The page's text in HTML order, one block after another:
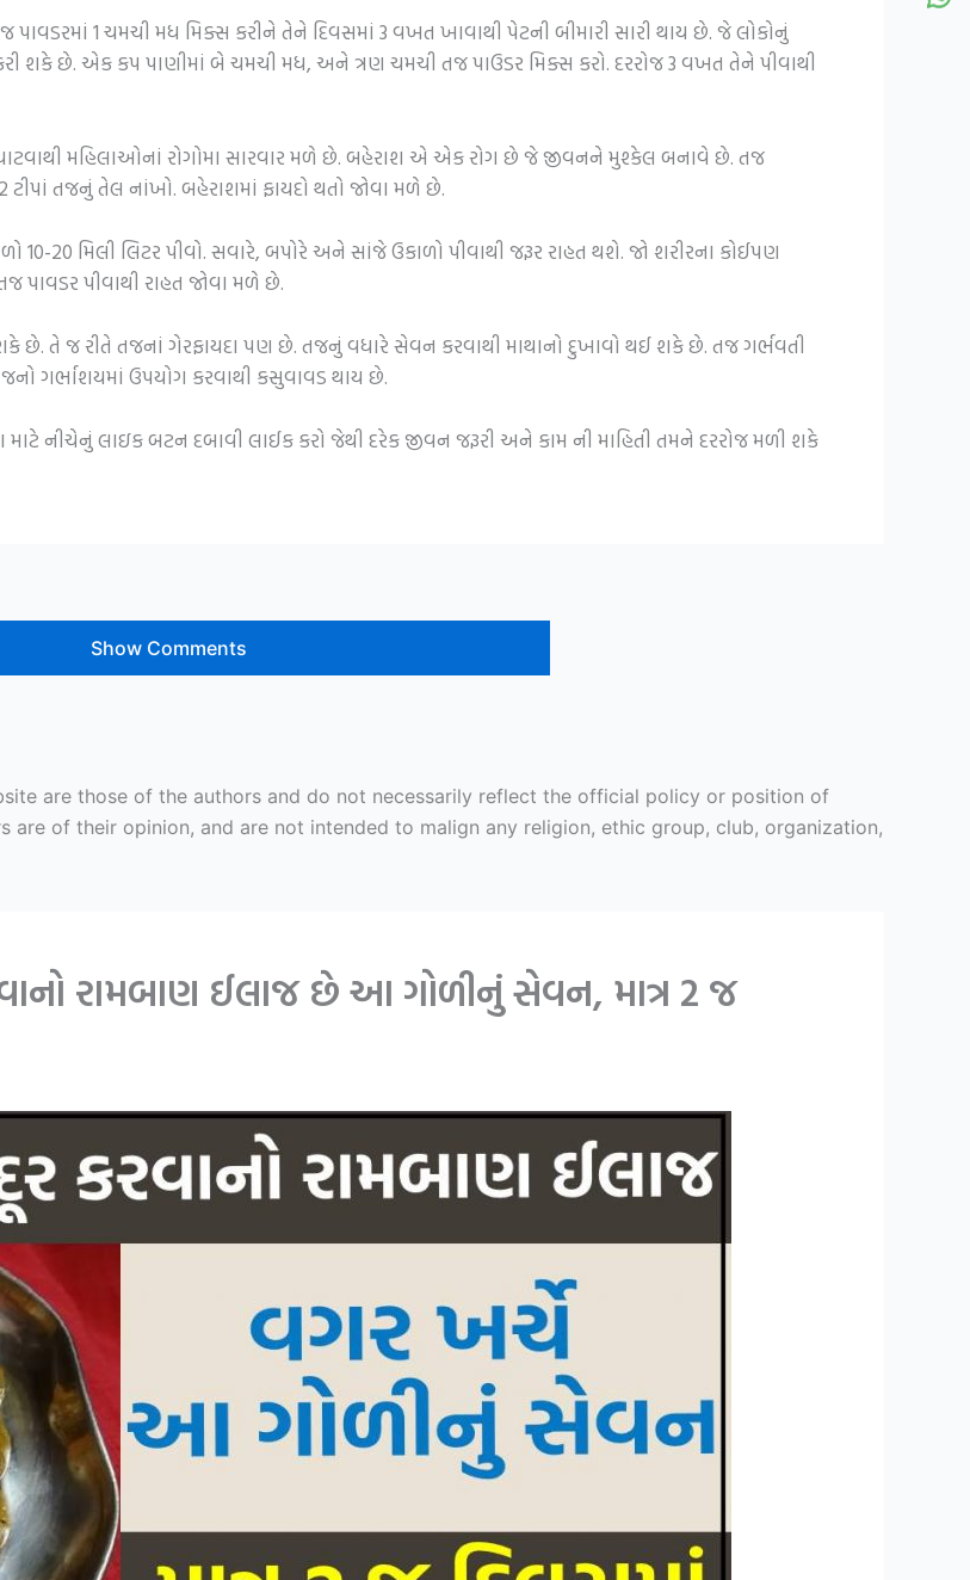
1 ચમચી મધ મિક્સ કરીને તેને દિવસમાં 3 વખત ખાવાથી પેટની બીમારી સારી થાય છે. જે લોકોનું
શકે છે. એક કપ પાણીમાં બે ચમચી મધ, અને ત્રણ ચમચી તજ પાઉડર મિક્સ કરો. દરરોજ 3 વખત તેને પીવાથી
મહિલાઓનાં રોગોમા સારવાર મળે છે. બહેરાશ એ એક રોગ છે જે જીવનને મુશ્કેલ બનાવે છે. તજ
તજનું તેલ નાંખો. બહેરાશમાં ફાયદો થતો જોવા મળે છે.
10-20 મિલી લિટર પીવો. સવારે, બપોરે અને સાંજે ઉકાળો પીવાથી જરૂર રાહત થશે. જો શરીરના કોઈપણ
પાવડર પીવાથી રાહત જોવા મળે છે.
છે. તે જ રીતે તજનાં ગેરફાયદા પણ છે. તજનું વધારે સેવન કરવાથી માથાનો દુખાવો થઈ શકે છે. તજ ગર્ભવતી
ગર્ભાશયમાં ઉપયોગ કરવાથી કસુવાવડ થાય છે.
નીચેનું લાઇક બટન દબાવી લાઈક કરો જેથી દરેક જીવન જરૂરી અને કામ ની માહિતી તમને દરરોજ મળી શકે
Show Comments
are those of the authors and do not necessarily reflect the official policy or position of
of their opinion, and are not intended to malign any religion, ethic group, club, organization,
રામબાણ ઈલાજ છે આ ગોળીનું સેવન, માત્ર 2 જ